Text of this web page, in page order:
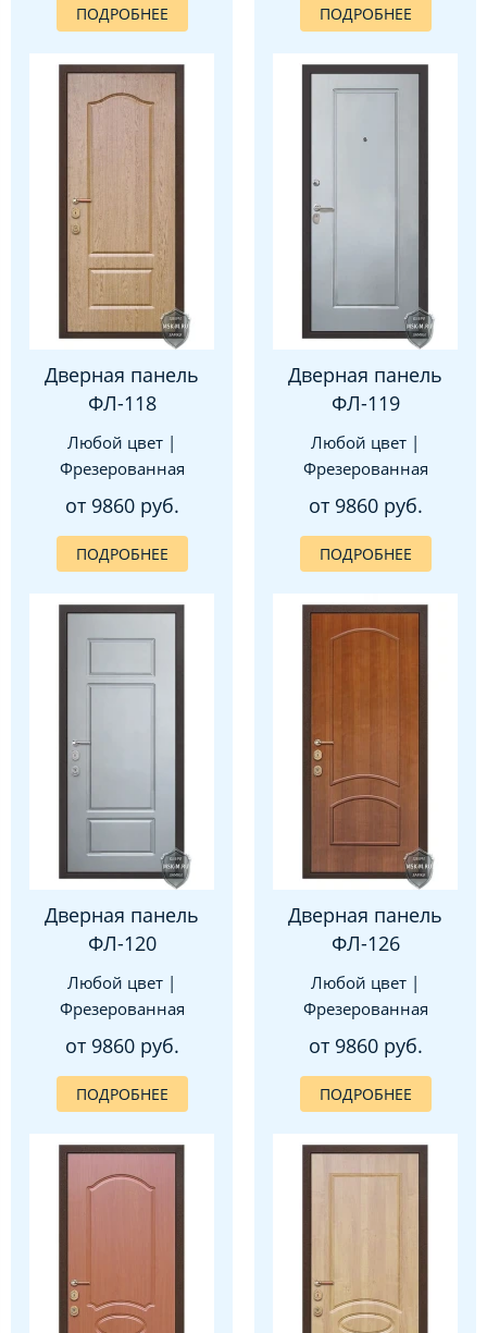
ПОДРОБНЕЕ ПОДРОБНЕЕ
Дверная панель
ФЛ-118
Любой цвет |
Фрезерованная
от 9860 руб.
ПОДРОБНЕЕ
Дверная панель
ФЛ-119
Любой цвет |
Фрезерованная
от 9860 руб.
ПОДРОБНЕЕ
Дверная панель
ФЛ-120
Любой цвет |
Фрезерованная
от 9860 руб.
ПОДРОБНЕЕ
Дверная панель
ФЛ-126
Любой цвет |
Фрезерованная
от 9860 руб.
ПОДРОБНЕЕ